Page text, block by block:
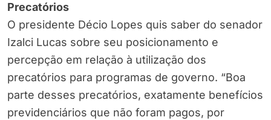
Precatórios
O presidente Décio Lopes quis saber do senador
Izalci Lucas sobre seu posicionamento e
percepção em relação à utilização dos
precatórios para programas de governo. “Boa
parte desses precatórios, exatamente benefícios
previdenciários que não foram pagos, por